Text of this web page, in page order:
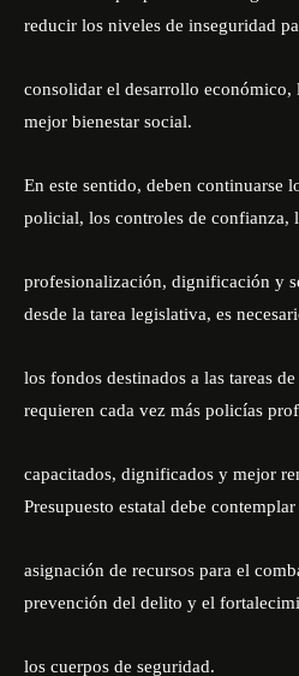
reducir los niveles de inseguridad
consolidar el desarrollo
mejor bienestar social.
En este sentido, deben continuarse
policial, los controles de confianza,
profesionalización, dignificación y
desde la tarea legislativa, es
los fondos destinados a las tareas
requieren cada vez más policías
capacitados, dignificados y mejor
Presupuesto estatal debe
asignación de recursos para el
prevención del delito y el
los cuerpos de seguridad.